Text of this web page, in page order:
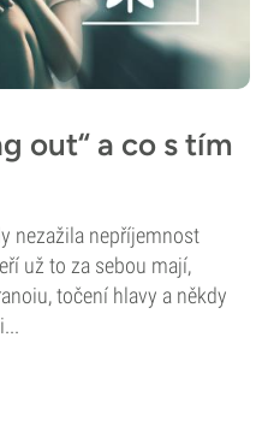
out“ a co s tím
nezažila nepříjemnost
už to za sebou mají,
točení hlavy a někdy